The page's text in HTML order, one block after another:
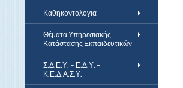
Καθηκοντολόγια
Θέματα Υπηρεσιακής
Κατάστασης Εκπαιδευτικών
Σ.Δ.Ε.Υ. – Ε.Δ.Υ. –
Κ.Ε.Δ.Α.Σ.Υ.